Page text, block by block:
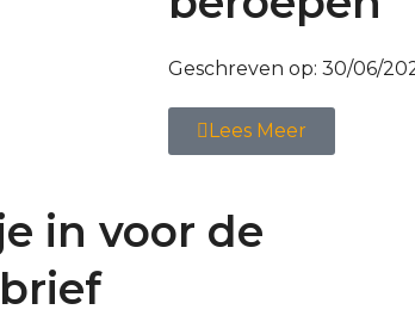
Geschreven op: 30/06/
Lees Meer
in voor de